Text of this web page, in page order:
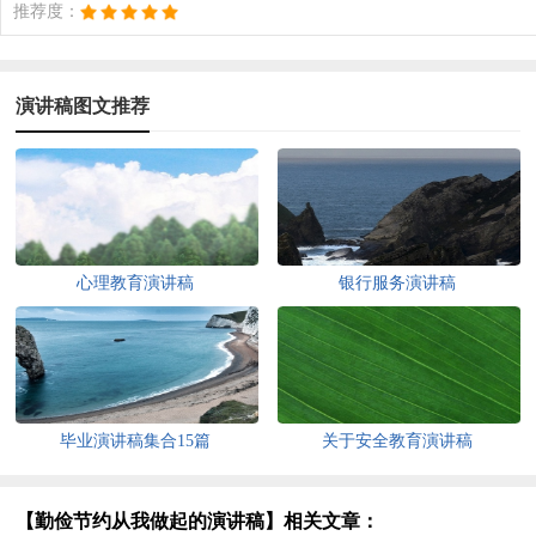
推荐度：
演讲稿图文推荐
心理教育演讲稿 银行服务演讲稿
毕业演讲稿集合15篇 关于安全教育演讲稿
【勤俭节约从我做起的演讲稿】相关文章：